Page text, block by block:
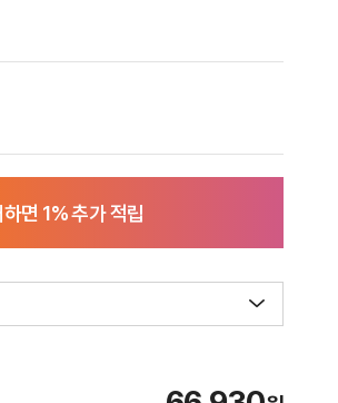
면 1% 추가 적립